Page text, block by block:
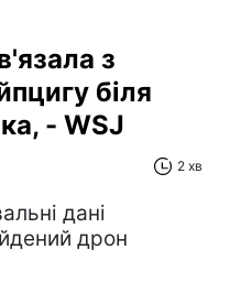
з
біля
- WSJ
2 хв
дані
дрон